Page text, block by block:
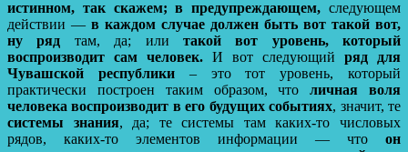
истинном, так скажем; в предупреждающем, следующем
действии — в каждом случае должен быть вот такой вот,
ну ряд там, да; или такой вот уровень, который
воспроизводит сам человек. И вот следующий ряд для
Чувашской республики– это тот уровень, который
практически построен таким образом, чтоличная воля
человека воспроизводит в его будущих событиях, значит, те
системы знания, да; те системы там каких-то числовых
рядов, каких-то элементов информации — что он